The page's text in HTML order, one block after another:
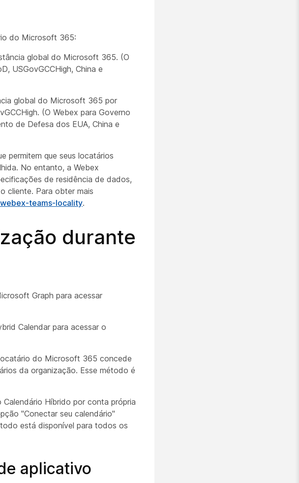
do Microsoft 365:
global do Microsoft 365. (O
USGovGCCHigh, China e
global do Microsoft 365 por
(O Webex para Governo
de Defesa dos EUA, China e
permitem que seus locatários
No entanto, a Webex
de residência de dados,
cliente. Para obter mais
teams-locality.
durante
Graph para acessar
Calendar para acessar o
do Microsoft 365 concede
da organização. Esse método é
Híbrido por conta própria
"Conectar seu calendário"
está disponível para todos os
aplicativo